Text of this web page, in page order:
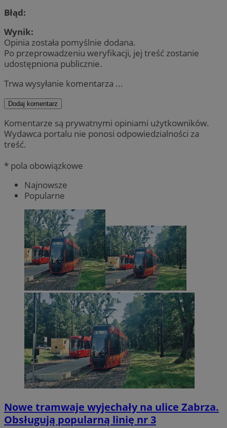
Błąd:
Wynik:
Opinia została pomyślnie dodana.
Po przeprowadzeniu weryfikacji, jej treść zostanie
udostępniona publicznie.
Trwa wysyłanie komentarza ...
Dodaj komentarz
Komentarze są prywatnymi opiniami użytkowników.
Wydawca portalu nie ponosi odpowiedzialności za
treść.
* pola obowiązkowe
Najnowsze
Popularne
Nowe tramwaje wyjechały na ulice Zabrza.
Obsługują popularną linię nr 3